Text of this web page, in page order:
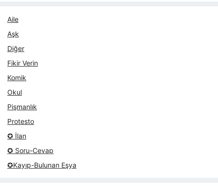
Aile
Aşk
Diğer
Fikir Verin
Komik
Okul
Pişmanlık
Protesto
✪ İlan
✪ Soru-Cevap
✪Kayıp-Bulunan Eşya